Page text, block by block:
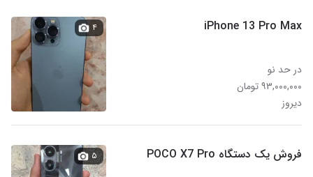
iPhone 13 Pro Max
در حد نو
۹۳,۰۰۰,۰۰۰ تومان
دیروز
۴
فروش یک دستگاه POCO X7 Pro ۵